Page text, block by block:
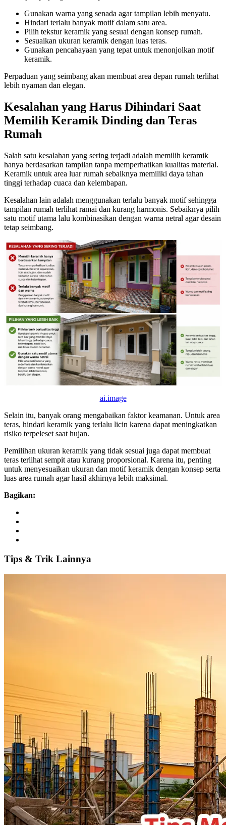
Gunakan warna yang senada agar tampilan lebih menyatu.
Hindari terlalu banyak motif dalam satu area.
Pilih tekstur keramik yang sesuai dengan konsep rumah.
Sesuaikan ukuran keramik dengan luas teras.
Gunakan pencahayaan yang tepat untuk menonjolkan motif
keramik.
Perpaduan yang seimbang akan membuat area depan rumah terlihat
lebih nyaman dan elegan.
Kesalahan yang Harus Dihindari Saat
Memilih Keramik Dinding dan Teras
Rumah
Salah satu kesalahan yang sering terjadi adalah memilih keramik
hanya berdasarkan tampilan tanpa memperhatikan kualitas material.
Keramik untuk area luar rumah sebaiknya memiliki daya tahan
tinggi terhadap cuaca dan kelembapan.
Kesalahan lain adalah menggunakan terlalu banyak motif sehingga
tampilan rumah terlihat ramai dan kurang harmonis. Sebaiknya pilih
satu motif utama lalu kombinasikan dengan warna netral agar desain
tetap seimbang.
ai.image
Selain itu, banyak orang mengabaikan faktor keamanan. Untuk area
teras, hindari keramik yang terlalu licin karena dapat meningkatkan
risiko terpeleset saat hujan.
Pemilihan ukuran keramik yang tidak sesuai juga dapat membuat
teras terlihat sempit atau kurang proporsional. Karena itu, penting
untuk menyesuaikan ukuran dan motif keramik dengan konsep serta
luas area rumah agar hasil akhirnya lebih maksimal.
Bagikan:
Tips & Trik Lainnya